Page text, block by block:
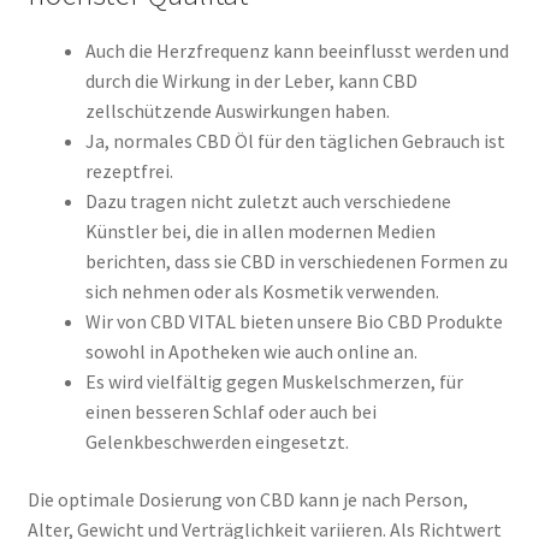
Auch die Herzfrequenz kann beeinflusst werden und
durch die Wirkung in der Leber, kann CBD
zellschützende Auswirkungen haben.
Ja, normales CBD Öl für den täglichen Gebrauch ist
rezeptfrei.
Dazu tragen nicht zuletzt auch verschiedene
Künstler bei, die in allen modernen Medien
berichten, dass sie CBD in verschiedenen Formen zu
sich nehmen oder als Kosmetik verwenden.
Wir von CBD VITAL bieten unsere Bio CBD Produkte
sowohl in Apotheken wie auch online an.
Es wird vielfältig gegen Muskelschmerzen, für
einen besseren Schlaf oder auch bei
Gelenkbeschwerden eingesetzt.
Die optimale Dosierung von CBD kann je nach Person,
Alter, Gewicht und Verträglichkeit variieren. Als Richtwert